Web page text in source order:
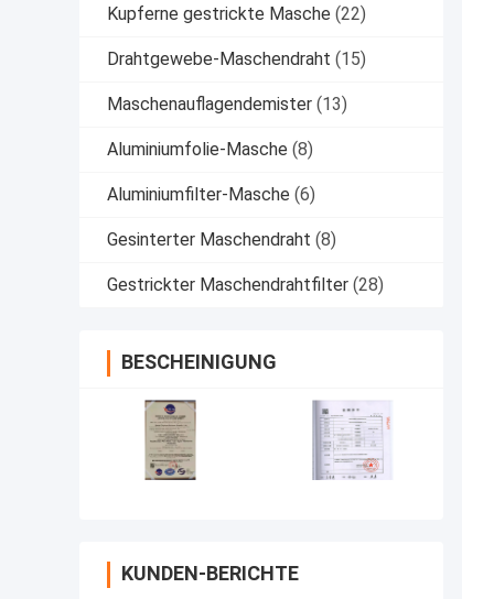
Kupferne gestrickte Masche (22)
Drahtgewebe-Maschendraht (15)
Maschenauflagendemister (13)
Aluminiumfolie-Masche (8)
Aluminiumfilter-Masche (6)
Gesinterter Maschendraht (8)
Gestrickter Maschendrahtfilter (28)
BESCHEINIGUNG
KUNDEN-BERICHTE